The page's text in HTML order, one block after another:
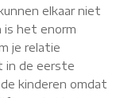
elkaar niet
is het enorm
je relatie
in de eerste
kinderen omdat